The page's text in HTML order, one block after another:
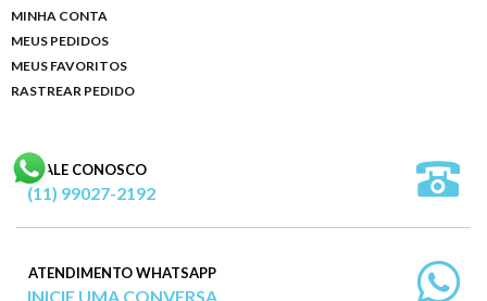
MINHA CONTA
MEUS PEDIDOS
MEUS FAVORITOS
RASTREAR PEDIDO
FALE CONOSCO
(11) 99027-2192
ATENDIMENTO WHATSAPP
INICIE UMA CONVERSA